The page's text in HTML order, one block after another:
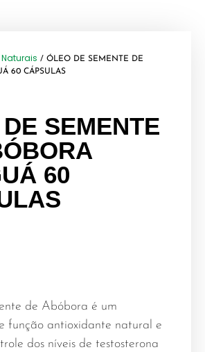
/ ÓLEO DE SEMENTE DE
60 CÁPSULAS
SEMENTE
60
de Abóbora é um
função antioxidante natural e
dos níveis de testosterona